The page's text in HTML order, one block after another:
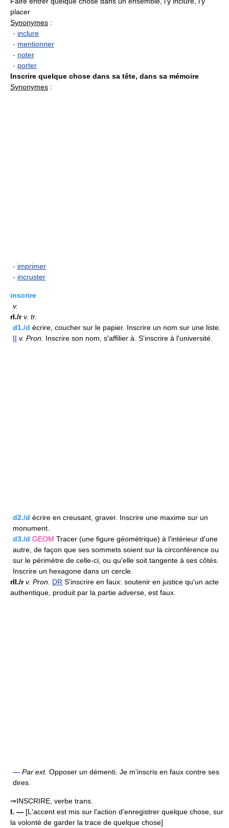
placer
Synonymes :
- inclure
- mentionner
- noter
- porter
Inscrire quelque chose dans sa tête, dans sa mémoire
Synonymes :
- imprimer
- incruster
inscrire
v.
rI./r v. tr.
d1./d écrire, coucher sur le papier. Inscrire un nom sur une liste.
|| v. Pron. Inscrire son nom, s'affilier à. S'inscrire à l'université.
d2./d écrire en creusant, graver. Inscrire une maxime sur un
monument.
d3./d GEOM Tracer (une figure géométrique) à l'intérieur d'une
autre, de façon que ses sommets soient sur la circonférence ou
sur le périmètre de celle-ci, ou qu'elle soit tangente à ses côtés.
Inscrire un hexagone dans un cercle.
rII./r v. Pron. DR S'inscrire en faux: soutenir en justice qu'un acte
authentique, produit par la partie adverse, est faux.
— Par ext. Opposer un démenti. Je m'inscris en faux contre ses
dires.
⇒INSCRIRE, verbe trans.
I. — [L'accent est mis sur l'action d'enregistrer quelque chose, sur
la volonté de garder la trace de quelque chose]